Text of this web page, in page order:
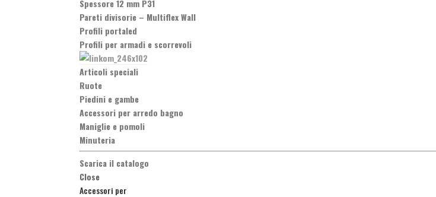
Spessore 12 mm P31
Pareti divisorie – Multiflex Wall
Profili portaled
Profili per armadi e scorrevoli
Articoli speciali
Ruote
Piedini e gambe
Accessori per arredo bagno
Maniglie e pomoli
Minuteria
Scarica il catalogo
Close
Accessori per